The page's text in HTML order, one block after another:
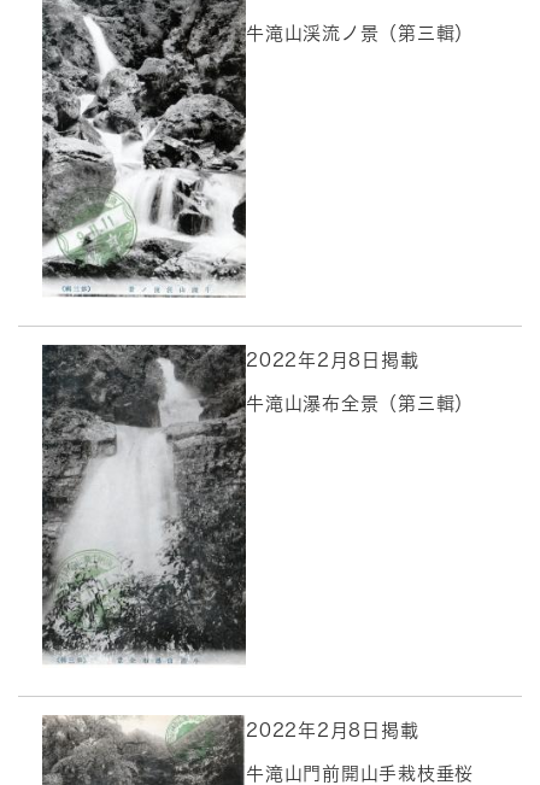
牛滝山渓流ノ景（第三輯）
2022年2月8日掲載
牛滝山瀑布全景（第三輯）
2022年2月8日掲載
牛滝山門前開山手栽枝垂桜